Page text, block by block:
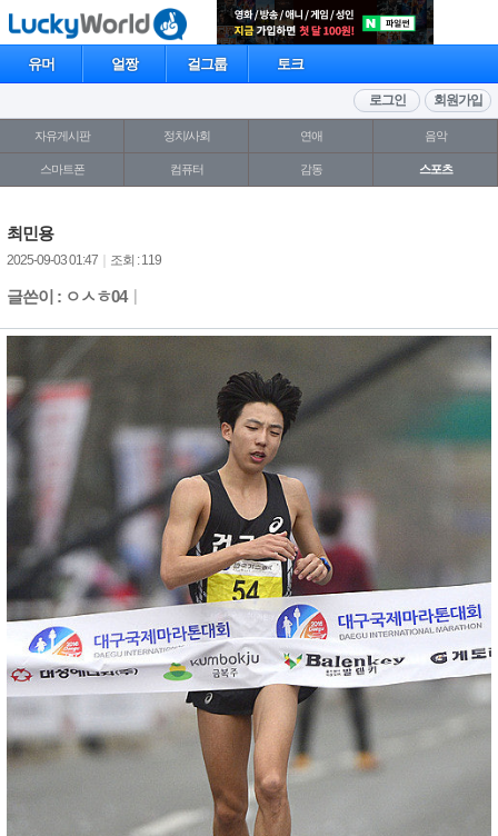
유머 얼짱 걸그룹 토크
회원가입
로그인
자유게시판 정치/사회 연애 음악
스마트폰 컴퓨터 감동 스포츠
최민용
2025-09-03 01:47 조회 : 119
글쓴이 : ㅇㅅㅎ04｜